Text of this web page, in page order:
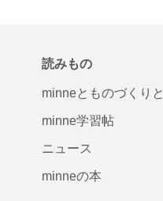
読みもの
minneとものづくりと
minne学習帖
ニュース
minneの本